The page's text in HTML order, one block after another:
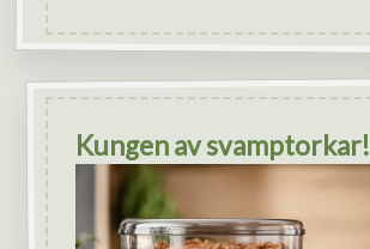
Kungen av svamptorkar!